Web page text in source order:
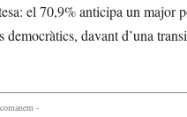
el 70,9% anticipa un major
davant d’una
-